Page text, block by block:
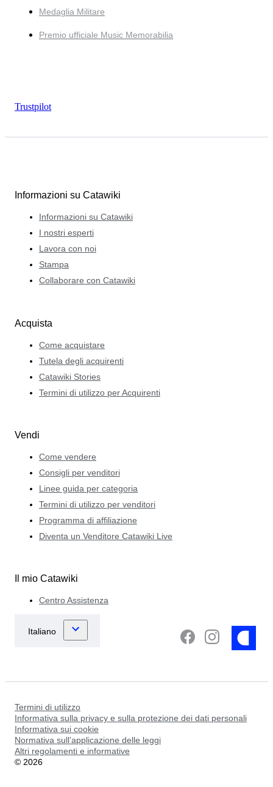
Medaglia Militare
Premio ufficiale Music Memorabilia
Trustpilot
Informazioni su Catawiki
Informazioni su Catawiki
I nostri esperti
Lavora con noi
Stampa
Collaborare con Catawiki
Acquista
Come acquistare
Tutela degli acquirenti
Catawiki Stories
Termini di utilizzo per Acquirenti
Vendi
Come vendere
Consigli per venditori
Linee guida per categoria
Termini di utilizzo per venditori
Programma di affiliazione
Diventa un Venditore Catawiki Live
Il mio Catawiki
Centro Assistenza
Termini di utilizzo
Informativa sulla privacy e sulla protezione dei dati personali
Informativa sui cookie
Normativa sull’applicazione delle leggi
Altri regolamenti e informative
© 2026